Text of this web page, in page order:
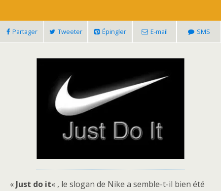
Partager Tweeter Épingler E-mail SMS
« Just do it« , le slogan de Nike a semble-t-il bien été